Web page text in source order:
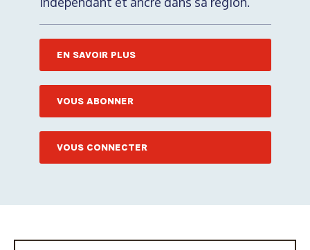
EN SAVOIR PLUS
VOUS ABONNER
VOUS CONNECTER